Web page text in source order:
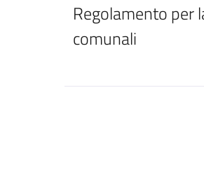
Regolamento per
comunali